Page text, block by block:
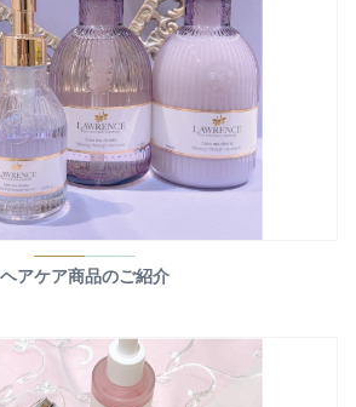
ヘアケア商品のご紹介